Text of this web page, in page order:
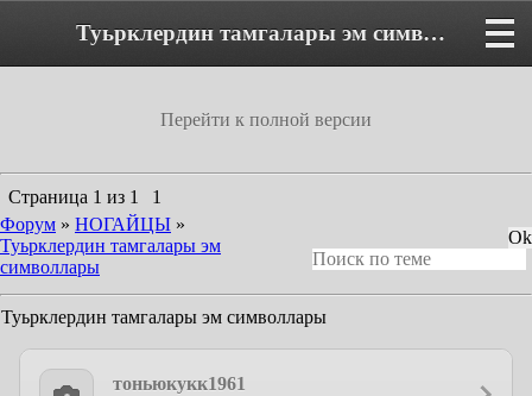
Туьрклердин тамгалары эм символлары - Форум
Перейти к полной версии
Страница 1 из 1
1
Форум » НОГАЙЦЫ »
Туьрклердин тамгалары эм
символлары
Туьрклердин тамгалары эм символлары
тоньюкукк1961